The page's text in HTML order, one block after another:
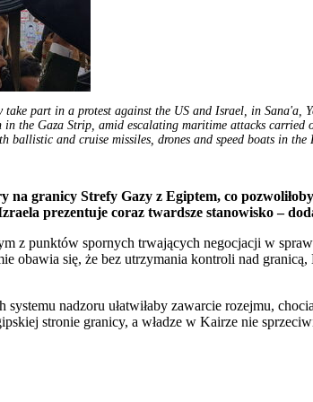
take part in a protest against the US and Israel, in
the Gaza Strip, amid escalating maritime attacks
ballistic and cruise missiles, drones and speed boats in
granicy Strefy Gazy z Egiptem, co
prezentuje coraz twardsze stanowisko –
z punktów spornych trwających negocjacji w
obawia się, że bez utrzymania kontroli nad
nadzoru ułatwiłaby zawarcie rozejmu,
stronie granicy, a władze w Kairze nie